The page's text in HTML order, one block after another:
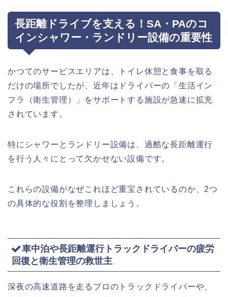
長距離ドライブを支える！SA・PAのコ
インシャワー・ランドリー設備の重要性
かつてのサービスエリアは、トイレ休憩と食事を取る
だけの場所でしたが、近年はドライバーの「生活イン
フラ（衛生管理）」をサポートする施設が急速に拡充
されています。
特にシャワーとランドリー設備は、過酷な長距離運行
を行う人々にとって欠かせない設備です。
これらの設備がなぜこれほど重宝されているのか、2つ
の具体的な役割を整理しましょう。
車中泊や長距離運行トラックドライバーの疲労
回復と衛生管理の救世主
深夜の高速道路を走るプロのトラックドライバーや、